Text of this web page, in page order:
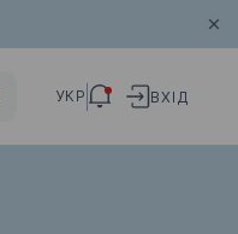
УКР ВХІД